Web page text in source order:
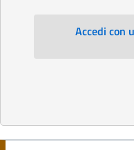
Accedi con